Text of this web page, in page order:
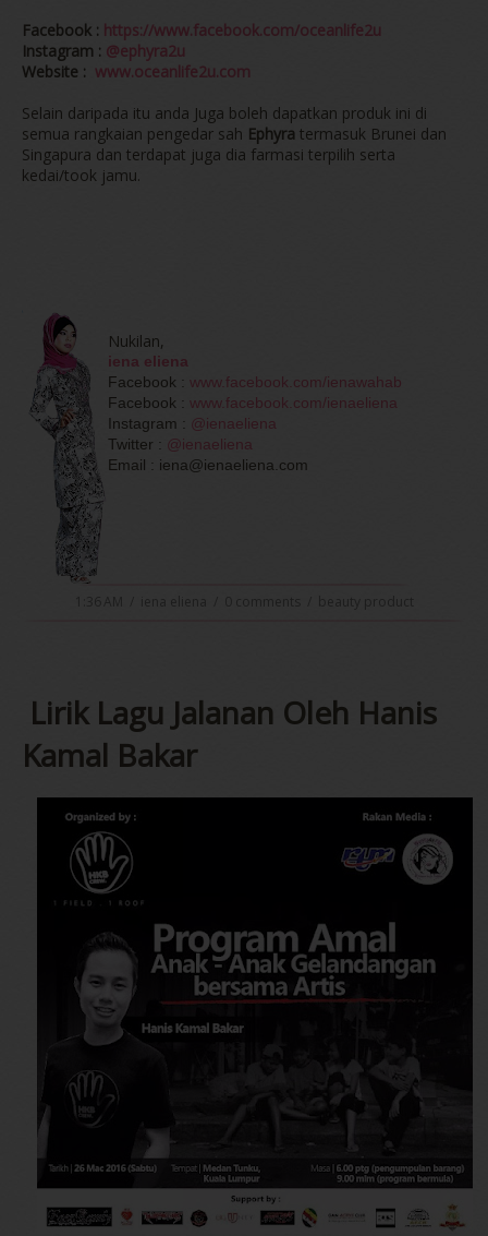
Facebook : https://www.facebook.com/oceanlife2u
Instagram : @ephyra2u
Website : www.oceanlife2u.com
Selain daripada itu anda Juga boleh dapatkan produk ini di
semua rangkaian pengedar sah Ephyra termasuk Brunei dan
Singapura dan terdapat juga dia farmasi terpilih serta
kedai/took jamu.
Nukilan,
iena eliena
Facebook : www.facebook.com/ienawahab
Facebook : www.facebook.com/ienaeliena
Instagram : @ienaeliena
Twitter : @ienaeliena
Email : iena@ienaeliena.com
Lirik Lagu Jalanan Oleh Hanis
Kamal Bakar